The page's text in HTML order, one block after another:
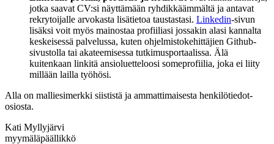
jotka saavat CV:si näyttämään ryhdikkäämmältä ja antavat
rekrytoijalle arvokasta lisätietoa taustastasi. Linkedin-sivun
lisäksi voit myös mainostaa profiiliasi jossakin alasi kannalta
keskeisessä palvelussa, kuten ohjelmistokehittäjien Github-
sivustolla tai akateemisessa tutkimusportaalissa. Älä
kuitenkaan linkitä ansioluetteloosi someprofiilia, joka ei liity
millään lailla työhösi.
Alla on malliesimerkki siististä ja ammattimaisesta henkilötiedot-
osiosta.
Kati Myllyjärvi
myymäläpäällikkö